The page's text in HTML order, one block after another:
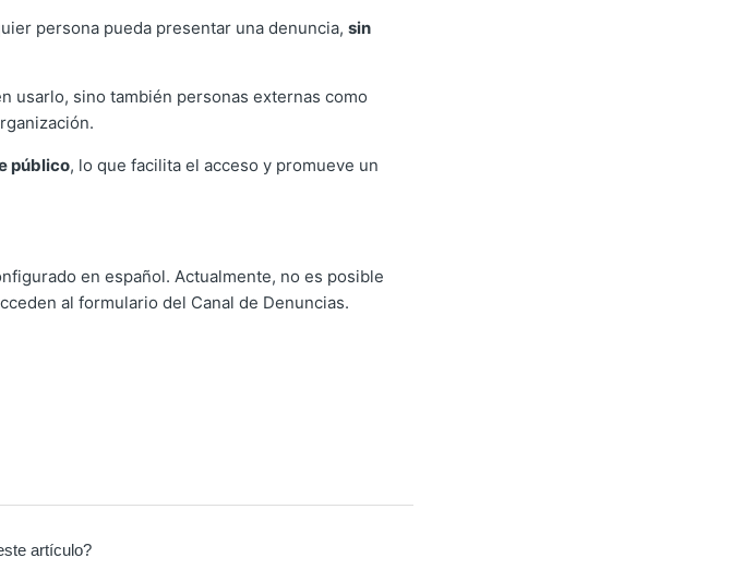
persona pueda presentar una denuncia, sin
usarlo, sino también personas externas como
público, lo que facilita el acceso y promueve un
en español. Actualmente, no es posible
al formulario del Canal de Denuncias.
artículo?